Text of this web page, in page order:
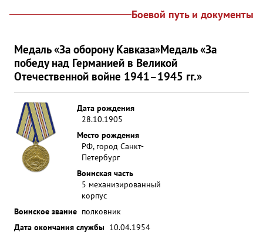
Боевой путь и документы
Медаль «За оборону Кавказа»Медаль «За
победу над Германией в Великой
Отечественной войне 1941–1945 гг.»
Дата рождения
28.10.1905
Место рождения
РФ, город Санкт-
Петербург
Воинская часть
5 механизированный
корпус
Воинское звание полковник
Дата окончания службы 10.04.1954